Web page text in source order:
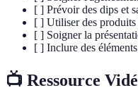
[ ] Prévoir des dips et
[ ] Utiliser des produits
[ ] Soigner la
[ ] Inclure des
📺 Ressource